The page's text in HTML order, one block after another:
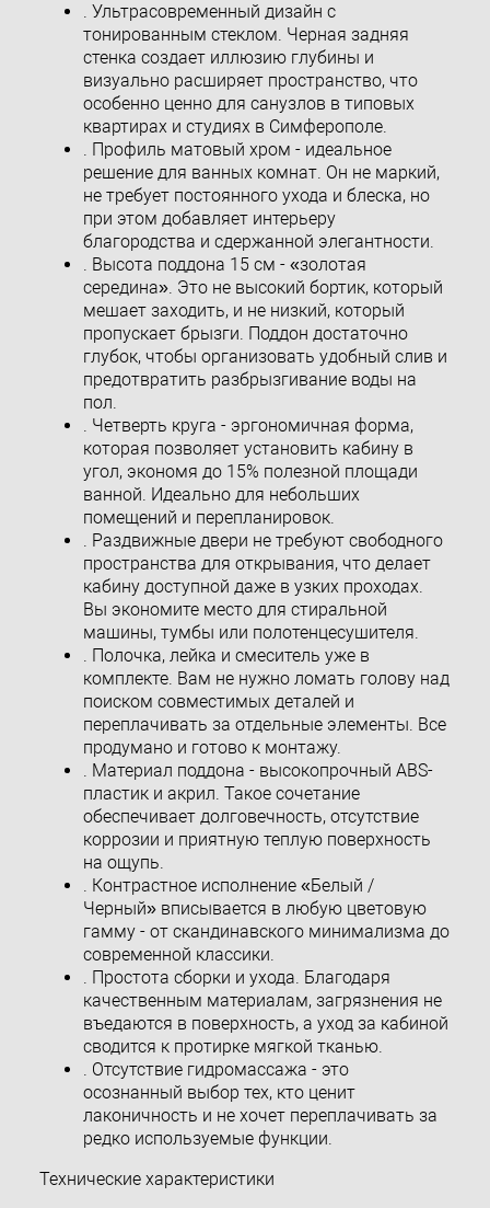
. Ультрасовременный дизайн с
тонированным стеклом. Черная задняя
стенка создает иллюзию глубины и
визуально расширяет пространство, что
особенно ценно для санузлов в типовых
квартирах и студиях в Симферополе.
. Профиль матовый хром - идеальное
решение для ванных комнат. Он не маркий,
не требует постоянного ухода и блеска, но
при этом добавляет интерьеру
благородства и сдержанной элегантности.
. Высота поддона 15 см - «золотая
середина». Это не высокий бортик, который
мешает заходить, и не низкий, который
пропускает брызги. Поддон достаточно
глубок, чтобы организовать удобный слив и
предотвратить разбрызгивание воды на
пол.
. Четверть круга - эргономичная форма,
которая позволяет установить кабину в
угол, экономя до 15% полезной площади
ванной. Идеально для небольших
помещений и перепланировок.
. Раздвижные двери не требуют свободного
пространства для открывания, что делает
кабину доступной даже в узких проходах.
Вы экономите место для стиральной
машины, тумбы или полотенцесушителя.
. Полочка, лейка и смеситель уже в
комплекте. Вам не нужно ломать голову над
поиском совместимых деталей и
переплачивать за отдельные элементы. Все
продумано и готово к монтажу.
. Материал поддона - высокопрочный ABS-
пластик и акрил. Такое сочетание
обеспечивает долговечность, отсутствие
коррозии и приятную теплую поверхность
на ощупь.
. Контрастное исполнение «Белый /
Черный» вписывается в любую цветовую
гамму - от скандинавского минимализма до
современной классики.
. Простота сборки и ухода. Благодаря
качественным материалам, загрязнения не
въедаются в поверхность, а уход за кабиной
сводится к протирке мягкой тканью.
. Отсутствие гидромассажа - это
осознанный выбор тех, кто ценит
лаконичность и не хочет переплачивать за
редко используемые функции.
Технические характеристики